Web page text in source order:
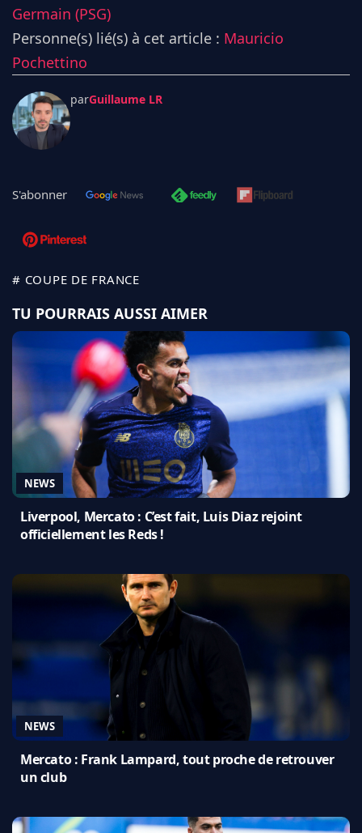
Germain (PSG)
Personne(s) lié(s) à cet article : Mauricio
Pochettino
parGuillaume LR
S'abonner
# COUPE DE FRANCE
TU POURRAIS AUSSI AIMER
NEWS
Liverpool, Mercato : C’est fait, Luis Diaz rejoint
officiellement les Reds !
NEWS
Mercato : Frank Lampard, tout proche de retrouver
un club